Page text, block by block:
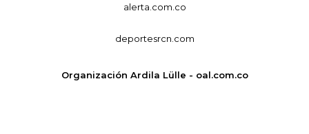
alerta.com.co
deportesrcn.com
Organización Ardila Lülle - oal.com.co